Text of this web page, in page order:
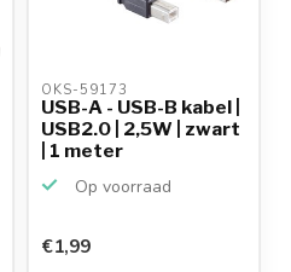
OKS-59173
USB-A - USB-B kabel |
USB2.0 | 2,5W | zwart
| 1 meter
Op voorraad
€1,99